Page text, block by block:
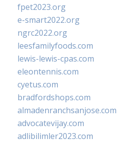
fpet2023.org
e-smart2022.org
ngrc2022.org
leesfamilyfoods.com
lewis-lewis-cpas.com
eleontennis.com
cyetus.com
bradfordshops.com
almadenranchsanjose.com
advocatevijay.com
adlibilimler2023.com